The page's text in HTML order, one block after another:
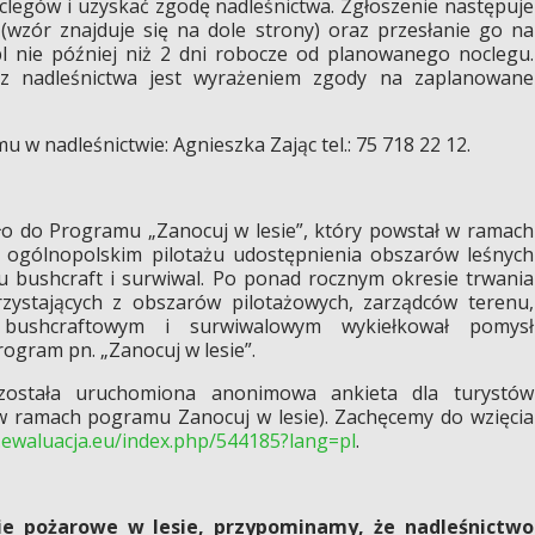
i uzyskać zgodę nadleśnictwa. Zgłoszenie następuje
znajduje się na dole strony) oraz przesłanie go na
nie później niż 2 dni robocze od planowanego noclegu.
nadleśnictwa jest wyrażeniem zgody na zaplanowane
nadleśnictwie: Agnieszka Zając tel.: 75 718 22 12.
do Programu „Zanocuj w lesie”, który powstał w ramach
ogólnopolskim pilotażu udostępnienia obszarów leśnych
bushcraft i surwiwal. Po ponad rocznym okresie trwania
z obszarów pilotażowych, zarządców terenu,
i surwiwalowym wykiełkował pomysł
pn. „Zanocuj w lesie”.
uruchomiona anonimowa ankieta dla turystów
pogramu Zanocuj w lesie). Zachęcemy do wzięcia
index.php/544185?lang=pl.
pożarowe w lesie, przypominamy, że nadleśnictwo